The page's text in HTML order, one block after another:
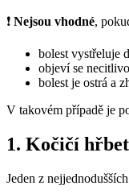
❗ Nejsou vhodné,
bolest vystřeluje
objeví se
bolest je ostrá a
V takovém případě je
1. Kočičí hřbet
Jeden z